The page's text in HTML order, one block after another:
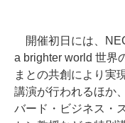
開催初日には、
a brighter world 世界
まとの共創により実
講演が行われるほか
バード・ビジネス・